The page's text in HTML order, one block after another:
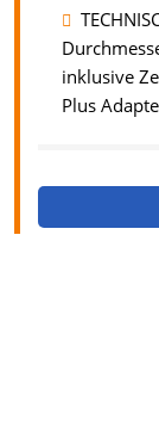
inklusive
Plus